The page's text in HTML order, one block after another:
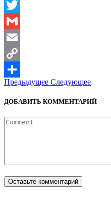
WhatsApp
Twitter
Gmail
Email
Copy
Link
Отправить
Предыдущее Следующее
ДОБАВИТЬ КОММЕНТАРИЙ